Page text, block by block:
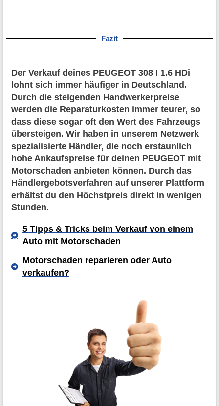
Fazit
Der Verkauf deines PEUGEOT 308 I 1.6 HDi
lohnt sich immer häufiger in Deutschland.
Durch die steigenden Handwerkerpreise
werden die Reparaturkosten immer teurer, so
dass diese sogar oft den Wert des Fahrzeugs
übersteigen. Wir haben in unserem Netzwerk
spezialisierte Händler, die noch erstaunlich
hohe Ankaufspreise für deinen PEUGEOT mit
Motorschaden anbieten können. Durch das
Händlergebotsverfahren auf unserer Plattform
erhältst du den Höchstpreis direkt in wenigen
Stunden.
5 Tipps & Tricks beim Verkauf von einem
Auto mit Motorschaden
Motorschaden reparieren oder Auto
verkaufen?